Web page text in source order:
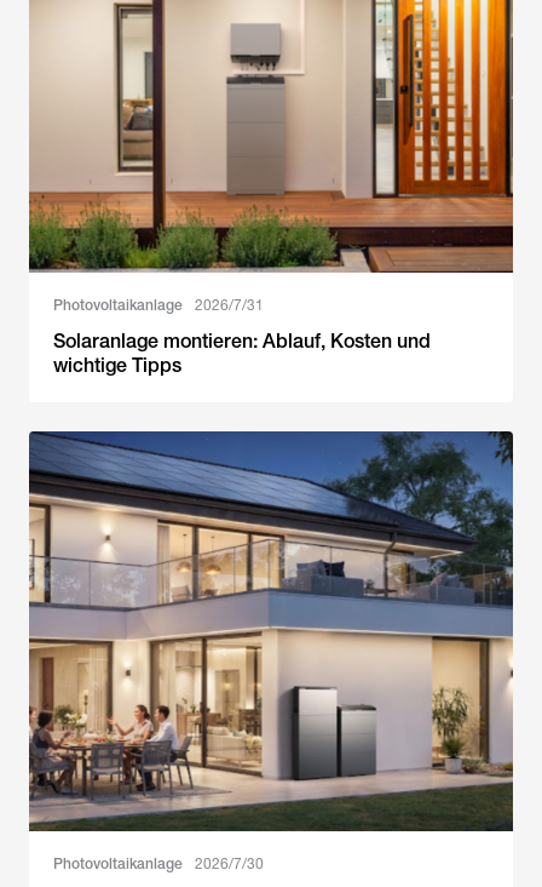
Photovoltaikanlage 2026/7/31
Solaranlage montieren: Ablauf, Kosten und
wichtige Tipps
Photovoltaikanlage 2026/7/30